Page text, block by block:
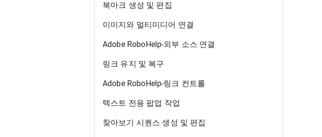
북마크 생성 및 편집
이미지와 멀티미디어 연결
Adobe RoboHelp-외부 소스 연결
링크 유지 및 복구
Adobe RoboHelp-링크 컨트롤
텍스트 전용 팝업 작업
찾아보기 시퀀스 생성 및 편집